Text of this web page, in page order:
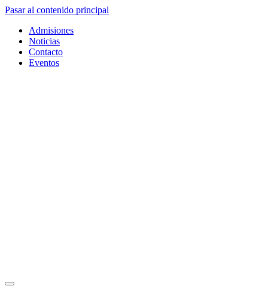
Pasar al contenido principal
Admisiones
Noticias
Contacto
Eventos